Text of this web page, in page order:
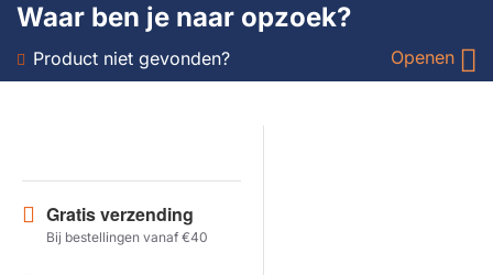
zoek?
Waar ben je naar opzoek?
Product niet gevonden? Openen
Model
Gratis verzending
Bij bestellingen vanaf €40